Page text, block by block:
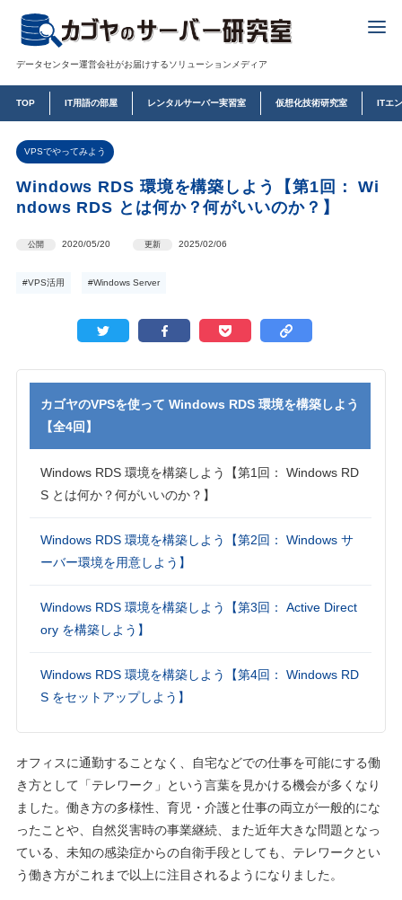
データセンター運営会社がお届けするソリューションメディア
TOP IT用語の部屋 レンタルサーバー実習室 仮想化技術研究室 ITエ
VPSでやってみよう
Windows RDS 環境を構築しよう【第1回： Wi
ndows RDS とは何か？何がいいのか？】
公開 2020/05/20 更新 2025/02/06
#VPS活用 #Windows Server
カゴヤのVPSを使って Windows RDS 環境を構築しよう
【全4回】
Windows RDS 環境を構築しよう【第1回： Windows RD
S とは何か？何がいいのか？】
Windows RDS 環境を構築しよう【第2回： Windows サ
ーバー環境を用意しよう】
Windows RDS 環境を構築しよう【第3回： Active Direct
ory を構築しよう】
Windows RDS 環境を構築しよう【第4回： Windows RD
S をセットアップしよう】
オフィスに通勤することなく、自宅などでの仕事を可能にする働
き方として「テレワーク」という言葉を見かける機会が多くなり
ました。働き方の多様性、育児・介護と仕事の両立が一般的にな
ったことや、自然災害時の事業継続、また近年大きな問題となっ
ている、未知の感染症からの自衛手段としても、テレワークとい
う働き方がこれまで以上に注目されるようになりました。